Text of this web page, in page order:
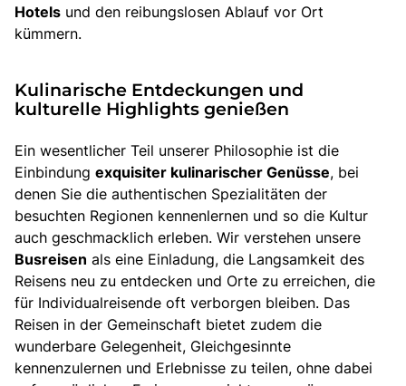
Hotels und den reibungslosen Ablauf vor Ort
kümmern.
Kulinarische Entdeckungen und
kulturelle Highlights genießen
Ein wesentlicher Teil unserer Philosophie ist die
Einbindung exquisiter kulinarischer Genüsse, bei
denen Sie die authentischen Spezialitäten der
besuchten Regionen kennenlernen und so die Kultur
auch geschmacklich erleben. Wir verstehen unsere
Busreisen als eine Einladung, die Langsamkeit des
Reisens neu zu entdecken und Orte zu erreichen, die
für Individualreisende oft verborgen bleiben. Das
Reisen in der Gemeinschaft bietet zudem die
wunderbare Gelegenheit, Gleichgesinnte
kennenzulernen und Erlebnisse zu teilen, ohne dabei